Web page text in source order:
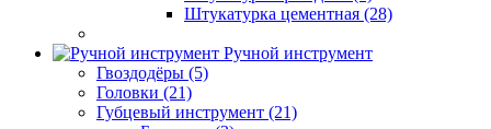
Штукатурка цементная (28)
Ручной инструмент
Гвоздодёры (5)
Головки (21)
Губцевый инструмент (21)